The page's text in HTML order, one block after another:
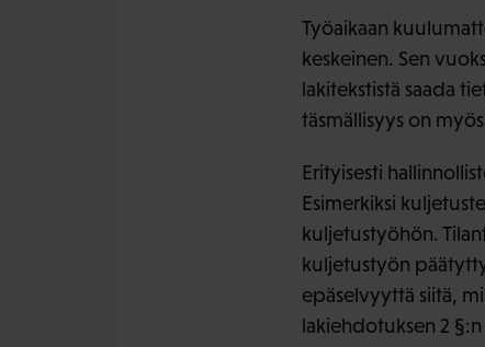
Työaikaan
keskeinen. Sen
lakitekstistä saada
täsmällisyys on
Erityisesti
Esimerkiksi
kuljetustyöhön.
kuljetustyön
epäselvyyttä siitä,
lakiehdotuksen 2